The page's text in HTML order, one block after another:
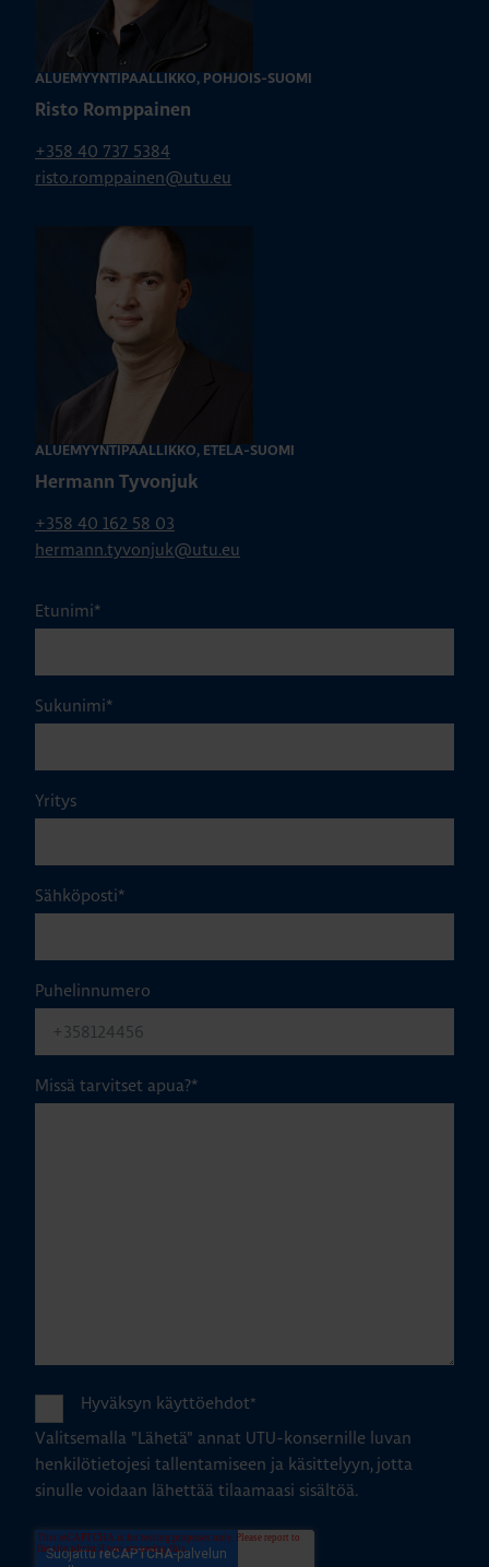
ALUEMYYNTIPÄÄLLIKKÖ, POHJOIS-SUOMI
Risto Romppainen
+358 40 737 5384
risto.romppainen@utu.eu
ALUEMYYNTIPÄÄLLIKKÖ, ETELÄ-SUOMI
Hermann Tyvonjuk
+358 40 162 58 03
hermann.tyvonjuk@utu.eu
Etunimi*
Sukunimi*
Yritys
Sähköposti*
Puhelinnumero
Missä tarvitset apua?*
Hyväksyn käyttöehdot*
Valitsemalla "Lähetä" annat UTU-konsernille luvan
henkilötietojesi tallentamiseen ja käsittelyyn, jotta
sinulle voidaan lähettää tilaamaasi sisältöä.